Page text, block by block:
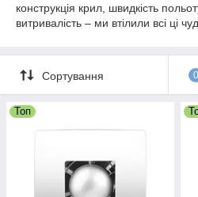
конструкція крил, швидкість
витривалість – ми втілили всі ці
Сортування 0
Топ